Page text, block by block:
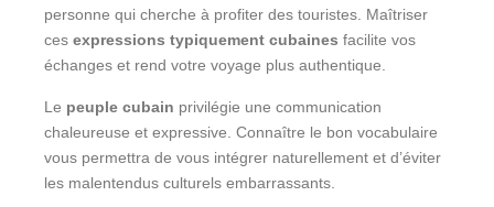
personne qui cherche à profiter des touristes. Maîtriser
ces expressions typiquement cubaines facilite vos
échanges et rend votre voyage plus authentique.
Le peuple cubain privilégie une communication
chaleureuse et expressive. Connaître le bon vocabulaire
vous permettra de vous intégrer naturellement et d’éviter
les malentendus culturels embarrassants.